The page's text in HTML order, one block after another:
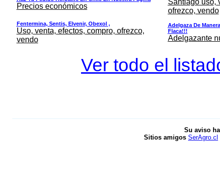
Precios económicos
ofrezco, vendo
Fentermina, Sentis, Elvenir, Obexol ,
Uso, venta, efectos, compro, ofrezco,
vendo
Adelgaza De
Flaca!!!
Adelgazante
Ver todo el
Su aviso
Sitios amigos SerAgro.cl